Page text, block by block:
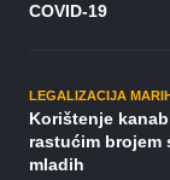
COVID-19
LEGALIZACIJA
Korištenje
rastućim brojem
mladih